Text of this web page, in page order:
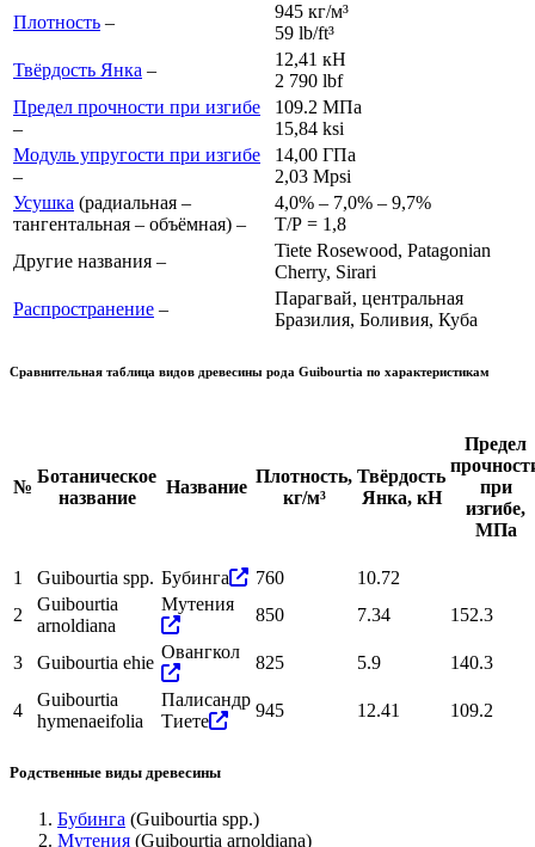
Плотность –
945 кг/м³
59 lb/ft³
Твёрдость Янка –
12,41 кН
2 790 lbf
Предел прочности при изгибе
–
109.2 МПа
15,84 ksi
Модуль упругости при изгибе
–
14,00 ГПа
2,03 Mpsi
Усушка (радиальная –
тангентальная – объёмная) –
4,0% – 7,0% – 9,7%
Т/Р = 1,8
Другие названия –
Tiete Rosewood, Patagonian
Cherry, Sirari
Распространение –
Парагвай, центральная
Бразилия, Боливия, Куба
Сравнительная таблица видов древесины рода Guibourtia по характеристикам
№
Ботаническое
название
Название
Плотность,
кг/м³
Твёрдость
Янка, кН
Предел
при
изгибе,
МПа
1 Guibourtia spp. Бубинга 760
10.72
2
Guibourtia
arnoldiana
Мутения
850 7.34 152.3
3 Guibourtia ehie
Овангкол
825 5.9 140.3
4
Guibourtia
hymenaeifolia
Палисандр
Тиете
945 12.41 109.2
Родственные виды древесины
Бубинга (Guibourtia spp.)
Мутения (Guibourtia arnoldiana)